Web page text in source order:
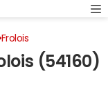
Frolois
(54160)